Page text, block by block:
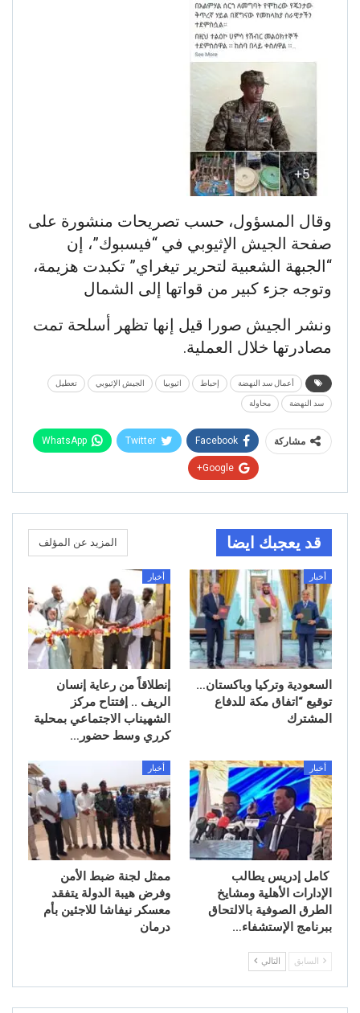
وقال المسؤول، حسب تصريحات منشورة على
صفحة الجيش الإثيوبي في “فيسبوك”، إن
“الجبهة الشعبية لتحرير تيغراي” تكبدت هزيمة،
وتوجه جزء كبير من قواتها إلى الشمال
ونشر الجيش صورا قيل إنها تظهر أسلحة تمت
مصادرتها خلال العملية.
أعمال سد النهضة إحباط اثيوبيا الجيش الإثيوبي تعطيل
سد النهضة محاولة
مشاركة Facebook
Twitter
WhatsApp
Google+
قد يعجبك ايضا المزيد عن المؤلف
أخبار
السعودية وتركيا وباكستان…
توقيع “اتفاق مكة للدفاع
المشترك
أخبار
إنطلاقاً من رعاية إنسان
الريف .. إفتتاح مركز
الشهيناب الاجتماعي بمحلية
كرري وسط حضور…
أخبار
كامل إدريس يطالب
الإدارات الأهلية ومشايخ
الطرق الصوفية بالالتحاق
ببرنامج الإستشفاء…
أخبار
ممثل لجنة ضبط الأمن
وفرض هيبة الدولة يتفقد
معسكر نيفاشا للاجئين بأم
درمان
السابق التالي